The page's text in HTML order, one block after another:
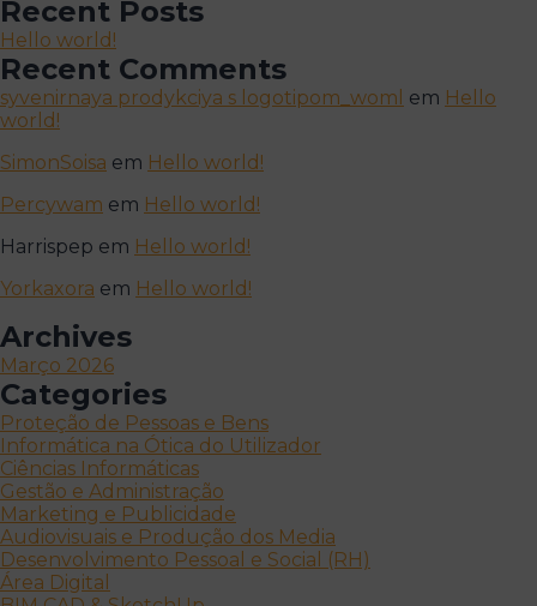
Recent Posts
Hello world!
Recent Comments
syvenirnaya prodykciya s logotipom_woml em Hello
world!
SimonSoisa em Hello world!
Percywam em Hello world!
Harrispep em Hello world!
Yorkaxora em Hello world!
Archives
Março 2026
Categories
Proteção de Pessoas e Bens
Informática na Ótica do Utilizador
Ciências Informáticas
Gestão e Administração
Marketing e Publicidade
Audiovisuais e Produção dos Media
Desenvolvimento Pessoal e Social (RH)
Área Digital